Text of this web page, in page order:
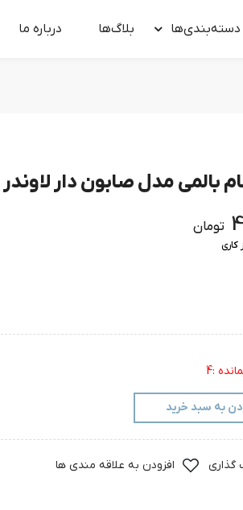
دسته‌بندی‌ها بلاگ‌ها درباره‌ ما
بالمی مدل صابون دار لاوندر
تومان
کاری
:4
به سبد خرید
گذاری افزودن به علاقه مندی ها